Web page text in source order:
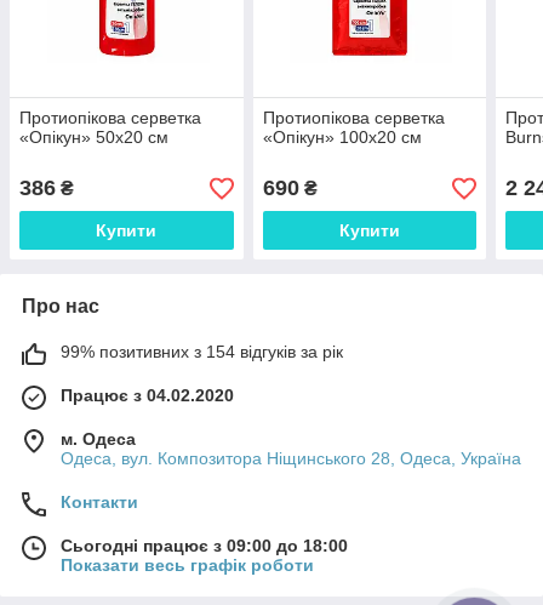
Протиопікова серветка
«Опікун» 50х20 см
386 ₴
Купити
Протиопікова серветка
«Опікун» 100х20 см
690₴
Купити
2
Про нас
99% позитивних з 154 відгуків за рік
Працює з 04.02.2020
м. Одеса
Одеса, вул. Композитора Ніщинського 28, Одеса, Україна
Контакти
Сьогодні працює з 09:00 до 18:00
Показати весь графік роботи